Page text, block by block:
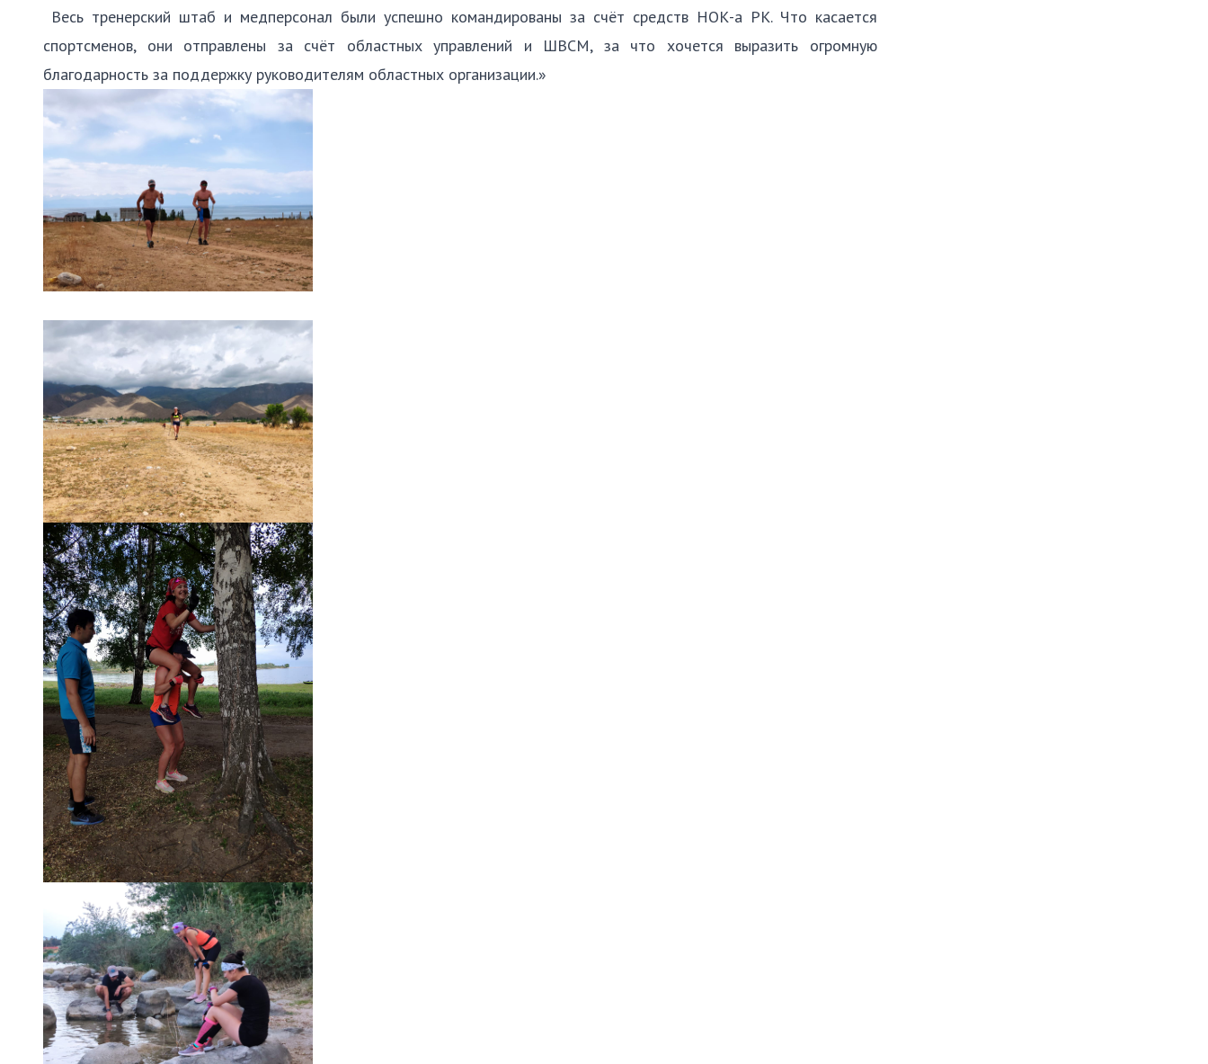
Весь тренерский штаб и медперсонал были успешно командированы за счёт средств НОК-а РК. Что касается
спортсменов, они отправлены за счёт областных управлений и ШВСМ, за что хочется выразить огромную
благодарность за поддержку руководителям областных организации.»